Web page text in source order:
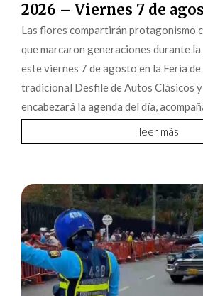
2026 – Viernes 7 de
Las flores compartirán protagonismo
que marcaron generaciones durante
este viernes 7 de agosto en la Feria
tradicional Desfile de Autos Clásicos
encabezará la agenda del día,
leer más